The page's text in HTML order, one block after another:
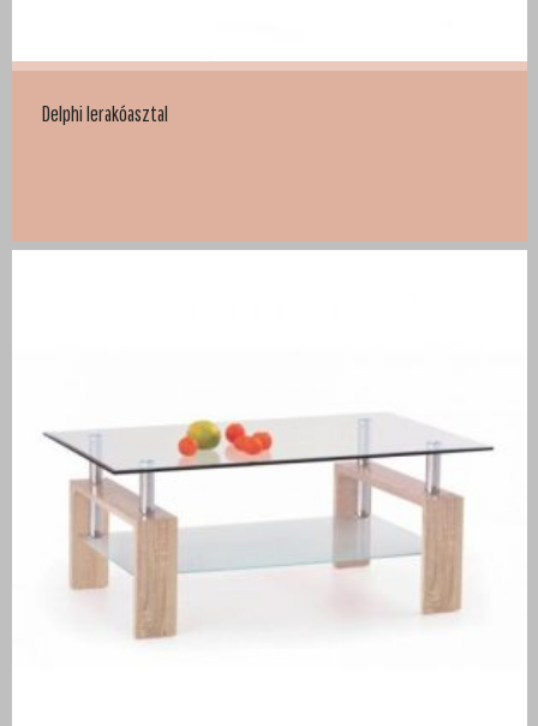
Delphi lerakóasztal